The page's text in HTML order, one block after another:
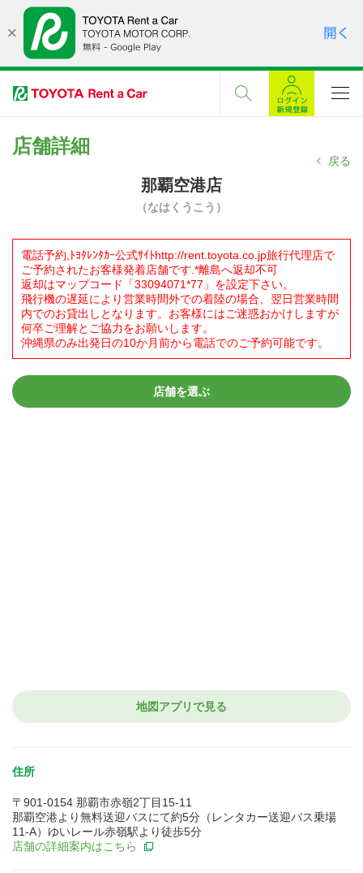
店舗詳細
戻る
那覇空港店
（なはくうこう）
電話予約,ﾄﾖﾀﾚﾝﾀｶｰ公式ｻｲﾄhttp://rent.toyota.co.jp旅行代理店で
ご予約されたお客様発着店舗です.*離島へ返却不可
返却はマップコード「33094071*77」を設定下さい。
飛行機の遅延により営業時間外での着陸の場合、翌日営業時間
内でのお貸出しとなります。お客様にはご迷惑おかけしますが
何卒ご理解とご協力をお願いします。
沖縄県のみ出発日の10か月前から電話でのご予約可能です。
店舗を選ぶ
地図アプリで見る
住所
〒901-0154 那覇市赤嶺2丁目15-11
那覇空港より無料送迎バスにて約5分（レンタカー送迎バス乗場
11-A）ゆいレール赤嶺駅より徒歩5分
店舗の詳細案内はこちら